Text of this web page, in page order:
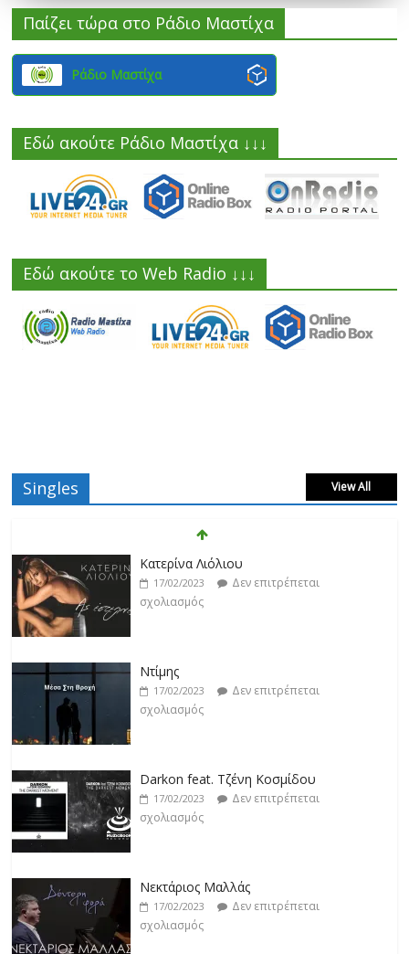
Παίζει τώρα στο Ράδιο Μαστίχα
Ράδιο Μαστίχα
Εδώ ακούτε Ράδιο Μαστίχα ↓↓↓
Εδώ ακούτε το Web Radio ↓↓↓
Singles View All
Κατερίνα Λιόλιου
17/02/2023
Δεν επιτρέπεται
σχολιασμός
Ντίμης
17/02/2023
Δεν επιτρέπεται
σχολιασμός
Darkon feat. Τζένη Κοσμίδου
17/02/2023
Δεν επιτρέπεται
σχολιασμός
Νεκτάριος Μαλλάς
17/02/2023
Δεν επιτρέπεται
σχολιασμός